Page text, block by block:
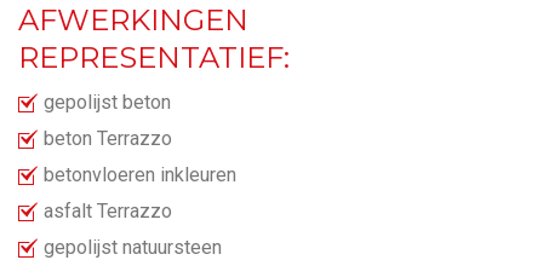
AFWERKINGEN
REPRESENTATIEF:
gepolijst beton
beton Terrazzo
betonvloeren inkleuren
asfalt Terrazzo
gepolijst natuursteen